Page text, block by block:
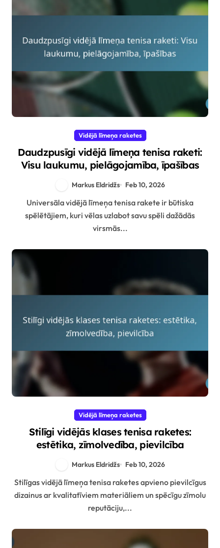
Vidējā līmeņa raketes
Daudzpusīgi vidējā līmeņa tenisa raketi:
Visu laukumu, pielāgojamība, īpašības
Markus Eldridžs Feb 10, 2026
Universāla vidējā līmeņa tenisa rakete ir būtiska
spēlētājiem, kuri vēlas uzlabot savu spēli dažādās
virsmās...
Vidējā līmeņa raketes
Stilīgi vidējās klases tenisa raketes:
estētika, zīmolvedība, pievilcība
Markus Eldridžs Feb 10, 2026
Stilīgas vidējā līmeņa tenisa raketes apvieno pievilcīgus
dizainus ar kvalitatīviem materiāliem un spēcīgu zīmolu
reputāciju,...